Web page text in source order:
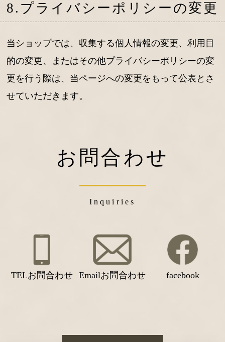
8.プライバシーポリシーの変更
当ショップでは、収集する個人情報の変更、利用目
的の変更、またはその他プライバシーポリシーの変
更を行う際は、当ページへの変更をもって公表とさ
せていただきます。
お問合わせ
Inquiries
TELお問合わせ Emailお問合わせ facebook